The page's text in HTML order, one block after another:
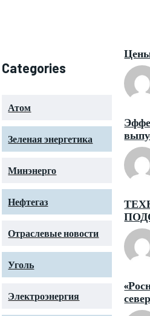
Categories
Атом
Зеленая энергетика
Минэнерго
Нефтегаз
Отраслевые новости
Уголь
Электроэнергия
Цены